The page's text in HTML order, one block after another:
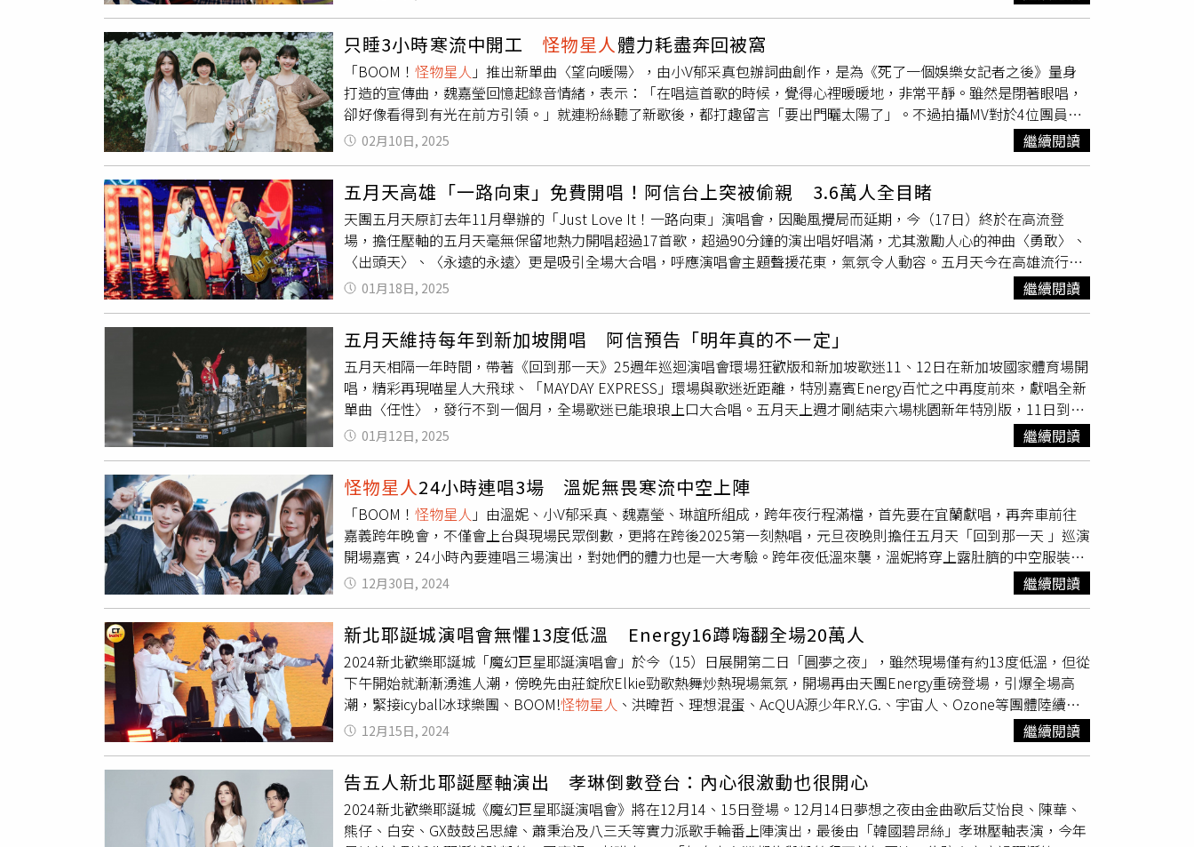
手機。（圖／本刊攝影組）兩人一同搭著多元計程車離去。（圖／本刊攝影組）溫妮在2019年與李玉璽分手一直自稱單
身，直到2021年被拍到與男友在路上熱吻，戀情才曝光，之後在記者會上她也大方認了戀愛中，不過她說自己事業心很
重，會把工作跟私生活分開，因為工作忙，與男友見面的頻率也不高，至於是否會有更進一步的發展？她表示：「其實
沒想這麼多，現在是以事業為主，順其自然，如果有那一天會跟大家說。」※喝酒勿開車！飲酒過量，有害健康，未滿
18歲請勿飲酒。溫妮曾在受訪時稱目前以事業為主，還沒有結婚打算。（圖／翻攝自溫妮IG）
出〈CHEER IT UP〉和「兵兵ㄅㄧㄤˋㄅㄧㄤˋ聯盟教學」，展現青春洋溢的活力。（圖／寬寬整合行銷提供）日本樂團
BACK-ON搖滾開唱，台日混血主唱KENJI 03以流利中文帶動氣氛：「哈囉，大家好我們是BACK-ON，今天來台高雄參
加櫻花季非常高興，你們知道我們嗎？不知道沒關係，跟我一起唱OK嗎？希望玩高興、玩得愉快。」他們接連飆歌
〈STRIKE BACK〉、〈Fly Away〉〈INFINITY〉，還選唱中文歌曲〈夢想～Carry on～〉，讓粉絲大飽耳福。今年二月
剛與團體Apink來台舉辦台北演唱會的鐵肺主唱鄭恩地，這次以個人身分來到櫻花季，恩地表示也許今天有人是第一次見
到她，所以會很努力地炫耀歌喉，她配合季節挑選〈The Spring 〉這首歌，〈You‘re My Garden〉、〈All For
You〉、〈Love Day〉則帶領大家進入韓劇的世界。鄭恩地具穿透力的渾厚嗓音，帶領大家進入韓劇的世界。（圖／讀
者提供）今年迎來出道25週年的倖田來未，一現身便引爆全場歡呼，她穿著黑色小可愛配上不能再短的短裙，展現不科
學的纖細腰線。倖田來未接連演唱〈POP DIVA〉、〈Cutie Honey〉等歌曲，她開心表示：「來到這裡真的太高興了，
我去了小琉球，昨天還去旗津，騎了腳踏車，高雄有好多溫柔的人，今天我的衣服是這種，不能吃太多，我還想再來高
雄。」倖田來未著黑色小可愛配上不能再短的短裙，展現不科學的纖細腰線。（圖／讀者提供）今晚的最高潮，就是倖
田來未與老公KENJI03合體，BACK-ON樂團在最後一首歌〈POPPIN' LOVE COCKTAIL〉驚喜上台，這對夫妻檔不時勾
肩、互動看起來默契十足，倖田來未唱到嗨時，更是直接吻上了KENJI03的臉頰，公然放閃。為了這次演出，倖田來未
團隊早上8點就前往現場彩排，更大陣仗帶來40人的技術團隊，將日本公演原汁原味搬來台灣，更特別為高雄設計台語
字幕，相當重視這場演出。
集，殷振豪攜手彭道森共同執導，由活動大使婁峻碩攜手王中平、于子育、溫妮與 TRASH樂團的魁剛擔任主演，並找來
Dcard Video團隊的主委、梅伯及曼曼客串演出。劇中一家人為了支持兒子小狼的導演夢，化身笑料百出的製作團隊，帶
觀眾感受影像人的甘苦趣事。形象短劇共有5集，於 3/20 起在金狼獎官方 IG 分集上線。此外，更同步邀來孫盛希、魏
如萱、KID林柏昇、莫宰羊、小派派偉俊、icyball冰球樂團、BOOM！怪物星人 獻聲客串。「新狼社區之MV大作戰」透
過趣味劇情幽默帶出拍攝MV時遇到的大小事。（圖／金狼獎執行委員會提供）系列活動中壓軸登場的「MV MASTER
PANEL」國際論壇共邀請到台、韓、日 4 組音樂、影像產業大咖嘉賓，與大家深度暢聊產業秘辛，包含「日本人氣樂團
DISH//鼓手泉大智 x 創意總監RAITA NAKAMURA（yoru）」、「韓國女團 YOUNG POSSE創意總監JERRY SHIN x 金曲
入圍MV導演黃婕妤」、「華納國際音樂董事總經理楊國修 x Spotify藝人與廠牌關係大中華區負責人湯宗穎」、「涅所未
來（NAXS STUDIO）創辦人馮涵宇 x 金曲入圍MV導演章郡」，暢聊主題涵蓋「MV與短影音誰才是市場必須？」、「韓
流KPOP與台灣影像產業如何激盪火花？」等，更多論壇將於華山1914文創產業園區 東3B烏梅劇院舉辦，活動場次與報
名相關資訊請洽官方社群網站。本次國際論壇也是日本人氣樂團DISH//鼓手泉大智首次來台，興奮表示：「這是我第一
次來台灣，很期待親身感受當地文化，並與創作者交流！」這也是他首次在日本以外分享創作心得，對於台灣觀眾的反
應感到好奇。談及MV對音樂的影響，他認為視覺能讓音樂變得更立體，帶來更深層的感受，並透露自己特別喜歡台灣樂
團「落日飛車」，未來也希望有機會來台演出。日本樂團DISH//鼓手泉大智將首次來台。（圖／金狼獎執行委員會提
供）此外，MV新狼潮系列活動「NEWCOMER HUNTING」徵選舞台有超過50組新生代音樂人報名，並邀請2位金曲入
圍MV導演黃婕妤與邱柏昶Birdy Nio、金曲入圍樂團恐龍的皮、知名唱片A&R及企劃、歌手經紀人左光平以及浮現祭主辦
人老諾，綜合音樂與MV影像的呈現為基準，最終評選出6組2025年MV新狼潮推薦好聲音：莉莉周她說 Lily Chou-Chou
Lied〈清〉、好樂團GoodBand〈鼻子（My Beautiful Nose）〉、Andr〈Pandemic 傳染病〉、PIZZALI〈熱血
2024〉、SteadyGang〈周星翅 ChouXingChi〉以及 Bremen Entertainment Inc.布萊梅〈Castle〉，6 組藝人與導演以
音樂與影像碰撞出了非常精彩的作品，絕對是今年值得大家關注的熱血新聲。更多「MV新狼潮」資訊請鎖定金狼獎社群
與官方網站。
只睡3小時寒流中開工 怪物星人體力耗盡奔回被窩
「BOOM！ 怪物星人 」推出新單曲〈望向暖陽〉，由小V郁采真包辦詞曲創作，是為《死了一個娛樂女記者之後》量身
打造的宣傳曲，魏嘉瑩回憶起錄音情緒，表示：「在唱這首歌的時候，覺得心裡暖暖地，非常平靜。雖然是閉著眼唱，
卻好像看得到有光在前方引領。」就連粉絲聽了新歌後，都打趣留言「要出門曬太陽了」。不過拍攝MV對於4位團員可
是一大考驗，得面對寒流來襲，僅有體感4度低溫的清晨，在外景拍對嘴拍攝時，最怕冷的魏嘉瑩貼了四個暖暖包，發
熱衣、發熱褲全身做好禦寒抗戰。因為前一天收工已經是半夜，團員們睡不到3小時就再度開工，又冷又睏的生理反應
讓他們幾乎快耗盡體力，聽到導演提前一小時喊出「收工」，全都想趕緊奔回被窩。BOOM！
（圖／相映音樂提供）琳誼分享自己對這首作品感受，「在錄音時我的感受是就算遇到再多的困難，只要轉個念頭，希
望就會降臨，也希望大家再聽這首歌時，如果遇到一些困境，只要抬頭看看暖陽，或許問題就能迎刃而解。」小V這次
挑戰了新的演繹方式，「這是一首溫暖且有力量的歌曲，需要内斂且堅定的詮釋，用平穩且長的氣音貫穿整首歌，是怪
星全新的嘗試，收斂聲音的力量是我覺得最挑戰的地方。」劇中以死亡為命題，對於生死觀的想法，小V有自己獨特見
解，「對死亡的感受，時而近時而遠，如果活著是上引號，死亡是下引號，我想多一點平靜和快樂，少一點遺憾和眼
只能盡量珍惜當下，「也許很多事不能做到盡善盡美，但就求一個盡力！」
02月10日, 2025 繼續閱讀
五月天高雄「一路向東」免費開唱！阿信台上突被偷親 3.6萬人全目睹
天團五月天原訂去年11月舉辦的「Just Love It！一路向東」演唱會，因颱風攪局而延期，今（17日）終於在高流登
場，擔任壓軸的五月天毫無保留地熱力開唱超過17首歌，超過90分鐘的演出唱好唱滿，尤其激勵人心的神曲〈勇敢〉、
〈出頭天〉、〈永遠的永遠〉更是吸引全場大合唱，呼應演唱會主題聲援花東，氣氛令人動容。五月天今在高雄流行音
樂中心海風廣場開唱，阿信之前在社群提到五月天終於解鎖海濱的戶外場地，要開心大唱「每到夏天我要去海邊」；雖
然夏天還沒到，但他們特地請來「脫拉庫」樂團主唱國璽合作，阿信與國璽在台上不僅唱到牽手，國璽還意外偷親了阿
信臉頰一下，展現2人好交情。國璽17日唱到一半突親了阿信的臉頰。（圖／相信音樂提供）愛心滿滿的國璽，當初一
聽到為公益而唱馬上一口答應，今與五月天合唱〈我愛夏天〉、〈笑忘歌〉同樂，緊接著他們邀請擔任共演嘉賓的麋先
生和黃霆睿再度上台，大夥兒齊唱充滿東部情懷的〈故鄉普悠瑪〉，象徵攜手擁抱花蓮，激勵現場所有樂迷情緒。此次
演唱會雖免費入場，但舞台設計、演出卡司及曲目安排絕對誠意滿滿，每一場都以最高規格呈現。蕭秉治昨擔綱開場重
任，以〈活著〉等歌瞬間炒熱氣氛，唱到〈我對你的愛沒有盡頭〉時更不忘感性祝福大家：「新的一年希望大家都能找
到深愛的人。」緊接著黃霆睿、麋先生輪番演出，最後再由五月天壓軸開唱，用音樂伴隨現場樂迷們一同看夕陽、一起
看星空，總長近4個小時的演唱會，包括海風廣場及一旁公園設立的戶外轉播，吸引逾3.6萬人湧進現場。「Just Love
It！一路向東」演唱會17日在高雄開唱。（圖／相信音樂提供）「Just Love It！一路向東」演唱會由五月天、任賢齊、
蘇慧倫、Energy、告五人、丁噹、宇宙人、GX、鼓鼓、蕭秉治、家家、白安、BOOM！
使，明後2天繼續在花蓮縣玉里鎮玉里國小永昌分校運動場、花蓮市東大門廣場輪番開唱，演唱會均免費入場。「Just
Love It！一路向東」演唱會17日在高雄開唱。（圖／相信音樂提供）
01月18日, 2025 繼續閱讀
五月天維持每年到新加坡開唱 阿信預告「明年真的不一定」
五月天相隔一年時間，帶著《回到那一天》25週年巡迴演唱會環場狂歡版和新加坡歌迷11、12日在新加坡國家體育場開
唱，精彩再現喵星人大飛球、「MAYDAY EXPRESS」環場與歌迷近距離，特別嘉賓Energy百忙之中再度前來，獻唱全新
單曲〈任性〉，發行不到一個月，全場歌迷已能琅琅上口大合唱。五月天上週才剛結束六場桃園新年特別版，11日到新
加坡開唱，從10度低溫的台北到24度溫暖的新加坡，石頭說：「新加坡是很溫暖、很熱情的城市，我現正在在退冰，今
天很多的歌跟著五月天一起唱，我們一起把汗流光。」瑪莎也形容冬天來到新加坡像是避寒，怪獸大讚歌迷精神依舊飽
年來到新加坡開演唱會，預告一下，明年真的不一定……。」因為在這個巡演後，五月天要專心籌備專輯，五月天開玩
笑說，要先休息半年、沉澱半年、整理半年、充電半年等，笑稱下次就是開80歲演唱會，要大家好好把握這兩個晚
上。 Energy六度擔任五月天嘉賓。（圖／相信音樂提供）第6度擔任嘉賓的Energy，除了與五月天合唱〈二次西遊〉、
〈星期五晚上〉勁歌熱舞外，還有個重要任務，因為Energy即將帶著《一觸即發》演唱會在4月5日於馬來西亞開唱，他
們說：「接下來有個任性要求，今天我們第六次擔任演唱會嘉賓，在我們《一觸即發》第六場演唱會，不知你們有沒有
空來一下？」早已偷打聽五月天行程表的Energy大膽提出要約，阿信笑回：「五月天會把你們吃垮。」Energy則說為了
邀請五月天擔任嘉賓，他們密集接演出，不怕被五月天吃垮，誠意滿滿就等五月天答應。最後阿信出考題，要Energy唱
出五月天新歌〈任性〉就慎重考慮，Energy早已有備而來，完美詮釋五月天新曲，現場歌迷歡呼連連。五月天預告巡演
後要籌備專輯。（圖／相信音樂提供）由溫妮、小V 郁采真、魏嘉瑩、琳誼組成的「BOOM！怪物星人」11日來到《回
到那一天》新加坡場擔任開場嘉賓，她們帶來未發行的〈墨玉〉和廣受好評的〈我不可一世的輕狂〉等歌，並選唱〈許
下星願〉獻給星國新加坡。第一次來到新加坡表演的她們，提前到達新加坡準備，忙裡偷閒大啖當地美食，也希望未來
還有機會來到這表演。五月天5525《回到那一天》25週年巡迴演唱會環場狂歡版場外也一樣熱鬧，在新加坡牛車水、武
吉士和烏節路等許多景點布置「五月天元素」，讓歌迷沉浸在「Mayday Land」歡樂氛圍之中，演唱會今（12）日繼續
狂歡，接下來五月天《2025 Just Love It !一路向東｜演唱會｜再出發版》1/17~1/19演出。更多相關訊息，請關注五月
天，相信音樂官網、官方臉書粉絲團及官方微博。
01月12日, 2025 繼續閱讀
怪物星人24小時連唱3場 溫妮無畏寒流中空上陣
「BOOM！ 怪物星人 」由溫妮、小V郁采真、魏嘉瑩、琳誼所組成，跨年夜行程滿檔，首先要在宜蘭獻唱，再奔車前往
嘉義跨年晚會，不僅會上台與現場民眾倒數，更將在跨後2025第一刻熱唱，元旦夜晚則擔任五月天「回到那一天 」巡演
開場嘉賓，24小時內要連唱三場演出，對她們的體力也是一大考驗。跨年夜低溫來襲，溫妮將穿上露肚臍的中空服裝，
她表示要用大量暖暖包貼在身上驅寒，琳誼得意說：「我超級怕冷！但今年會是我唱跨年以來第一次穿長褲長袖，會非
常保暖！」小V則信誓旦旦表示：「雖然怕冷，但跳舞後身體就熱起來，不怕冷了。」魏嘉瑩偷偷爆料，趕場時肯定無
法休息，大家會一路聊天吵鬧，肯定從宜蘭暢聊到嘉義不停歇。2024將邁入尾聲，各自以一段話送給自己，小V表示：
「恭喜我自己出道滿周歲！」自認從不習慣舞台，到如今相對熟悉自在，勉勵自己明年保持樂觀的心態。魏嘉瑩自評：
「2024年過得很充實，希望還是要抽出時間打電動。」笑說：「我喜歡玩角色扮演的遊戲，有一個故事透過『練功』把
自己角色變厲害，也可以去體驗新的一個人生。」溫妮想對自己說：「辛苦了，妳很棒！」坦言這一年忙碌工作，導致
睡眠時間變很少，讓最高紀錄可以一次睡足15個小時的她，很想念被窩的時光，但還是希望收工到家後有自己的Me
time，卻時常追劇到累癱昏睡。琳誼直呼：「舞藝很精進！」認為2024是學習的一年，團員練習了超多舞蹈，也因此體
團員都給今年的自己鼓勵。（圖／相映音樂
提供）
12月30日, 2024 繼續閱讀
新北耶誕城演唱會無懼13度低溫 Energy16蹲嗨翻全場20萬人
2024新北歡樂耶誕城「魔幻巨星耶誕演唱會」於今（15）日展開第二日「圓夢之夜」，雖然現場僅有約13度低溫，但從
下午開始就漸漸湧進人潮，傍晚先由莊錠欣Elkie勁歌熱舞炒熱現場氣氛，開場再由天團Energy重磅登場，引爆全場高
潮，緊接icyball冰球樂團、BOOM!怪物星人 、洪暐哲、理想混蛋、AcQUA源少年R.Y.G.、宇宙人、Ozone等團體陸續登
場，最後壓軸為超人氣樂團告五人，含金量超高的卡司陣容掀起令人驚艷的音樂狂潮，預估約吸引20萬人進場。主持人
陳漢典（左）和Sandra（右）身穿禮物裝。（圖／楊澍攝）今（15）日主持人陳漢典、Sandra身穿禮物裝登台，幽默與
觀眾互動介紹來賓，擔任開場的男團Energy今以全白造型現身，表演經典曲目〈Come On〉、〈Ra-Men Song〉及〈放
手〉組曲，充滿活力的節奏讓現場宛如「大型能量補給站」，最後邀請大家在〈星期五晚上〉一起跳起來，招牌16蹲讓
全場沸騰。接著是深受年輕人喜愛的icyball冰球樂團以輕鬆曲調詮釋〈在2103公里之間〉和〈搖啊搖〉等歌曲，表現獨
特的復古樂團風格，尤其前一組Energy的團員Toro還特別「傳承」暖暖包給冰球樂團的主唱，場面笑翻眾人。BOOM！
12月15日, 2024 繼續閱讀
告五人新北耶誕壓軸演出 孝琳倒數登台：內心很激動也很開心
2024新北歡樂耶誕城《魔幻巨星耶誕演唱會》將在12月14、15日登場。12月14日夢想之夜由金曲歌后艾怡良、陳華、
熊仔、白安、GX鼓鼓呂思緯、蕭秉治及八三夭等實力派歌手輪番上陣演出，最後由「韓國碧昂絲」孝琳壓軸表演，今年